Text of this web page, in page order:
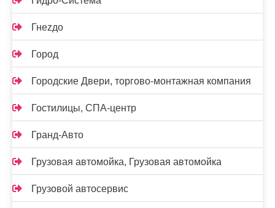
Гнеzдо
Город
Городские Двери, торгово-монтажная компания
Гостилицы, СПА-центр
Гранд-Авто
Грузовая автомойка, Грузовая автомойка
Грузовой автосервис